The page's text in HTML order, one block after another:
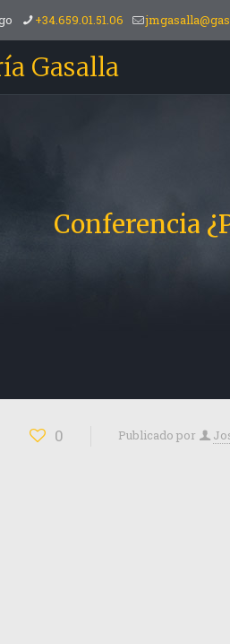
+34.659.01.51.06
Gasalla
Conferencia
0 Publicado por